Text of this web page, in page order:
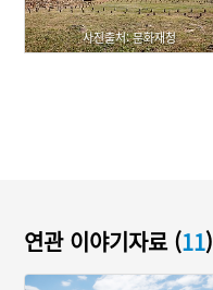
사진출처: 문화재청
연관 이야기자료 (11)